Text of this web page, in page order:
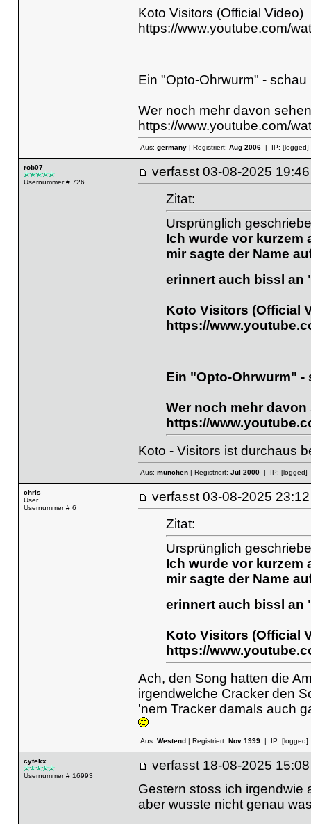
Koto Visitors (Official Video)
https://www.youtube.com/
Ein "Opto-Ohrwurm" -
Wer noch mehr davon
https://www.youtube.com/
Aus: germany| Registriert: Aug 2006| IP: [logged]
rob07
Usernummer # 726
verfasst 03-08-2025
Zitat:
Ursprünglich
Ich wurde vor kurzem
mir sagte der Name
erinnert auch bissl
Koto Visitors (Official
https://
Ein "Opto-Ohrwurm"
Wer noch mehr
https://
Koto - Visitors ist durchaus
Aus: münchen| Registriert: Jul 2000| IP: [logged]
chris
User
Usernummer # 6
verfasst 03-08-2025
Zitat:
Ursprünglich
Ich wurde vor kurzem
mir sagte der Name
erinnert auch bissl
Koto Visitors (Official
https://
Ach, den Song hatten die
irgendwelche Cracker den
'nem Tracker damals auch
Aus: Westend| Registriert: Nov 1999| IP: [logged]
cytekx
Usernummer # 16993
verfasst 18-08-2025
Gestern stoss ich irgendwie
aber wusste nicht genau